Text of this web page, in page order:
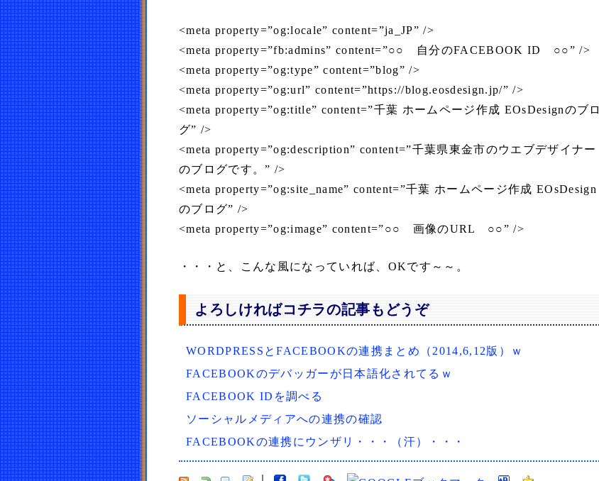
<meta property=”og:locale” content=”ja_JP” />
<meta property=”fb:admins” content=”○○ 自分のFACEBOOK ID ○○” />
<meta property=”og:type” content=”blog” />
<meta property=”og:url” content=”https://blog.eosdesign.jp/” />
<meta property=”og:title” content=”千葉 ホームページ作成 EOsDesignのブロ
グ” />
<meta property=”og:description” content=”千葉県東金市のウエブデザイナー
のブログです。” />
<meta property=”og:site_name” content=”千葉 ホームページ作成 EOsDesign
のブログ” />
<meta property=”og:image” content=”○○ 画像のURL ○○” />
・・・と、こんな風になっていれば、OKです～～。
よろしければコチラの記事もどうぞ
WORDPRESSとFACEBOOKの連携まとめ（2014,6,12版）ｗ
FACEBOOKのデバッガーが日本語化されてるｗ
FACEBOOK IDを調べる
ソーシャルメディアへの連携の確認
FACEBOOKの連携にウンザリ・・・（汗）・・・